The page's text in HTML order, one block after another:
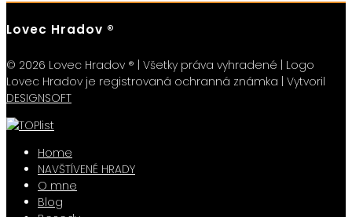
Lovec Hradov ®
© 2026 Lovec Hradov ® | Všetky práva vyhradené | Logo
Lovec Hradov je registrovaná ochranná známka | Vytvoril
DESIGNSOFT
Home
NAVŠTÍVENÉ HRADY
O mne
Blog